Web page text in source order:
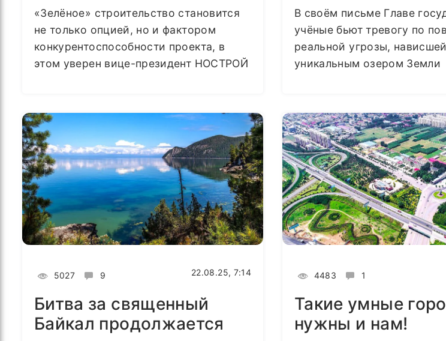
«Зелёное» строительство становится
не только опцией, но и фактором
конкурентоспособности проекта, в
этом уверен вице-президент НОСТРОЙ
В своём письме Главе
учёные бьют тревогу по
реальной угрозы,
уникальным озером Земли
5027 9 22.08.25, 7:14
Битва за священный
Байкал продолжается
4483 1
Такие умные
нужны и нам!